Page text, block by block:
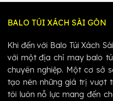
BALO TÚI XÁCH SÀI GÒN
Khi đến với Balo Túi Xách
với một địa chỉ may balo
chuyên nghiệp. Một cơ sở
tạo nên những giá trị vượt
tôi luôn nỗ lực mang đến